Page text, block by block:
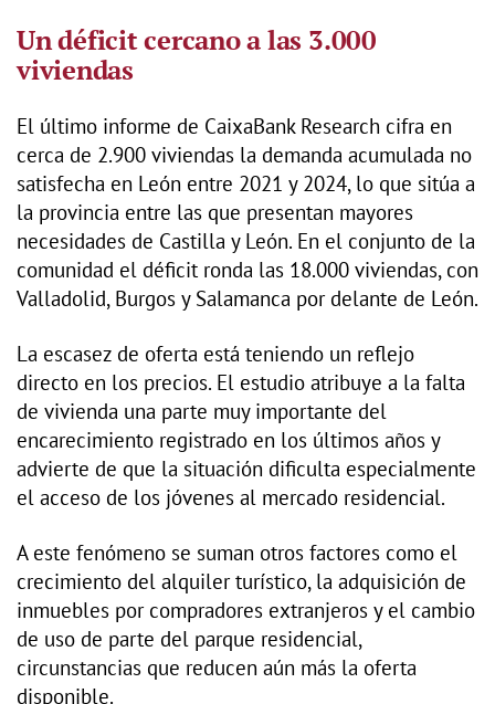
Un déficit cercano a las 3.000
viviendas
El último informe de CaixaBank Research cifra en
cerca de 2.900 viviendas la demanda acumulada no
satisfecha en León entre 2021 y 2024, lo que sitúa a
la provincia entre las que presentan mayores
necesidades de Castilla y León. En el conjunto de la
comunidad el déficit ronda las 18.000 viviendas, con
Valladolid, Burgos y Salamanca por delante de León.
La escasez de oferta está teniendo un reflejo
directo en los precios. El estudio atribuye a la falta
de vivienda una parte muy importante del
encarecimiento registrado en los últimos años y
advierte de que la situación dificulta especialmente
el acceso de los jóvenes al mercado residencial.
A este fenómeno se suman otros factores como el
crecimiento del alquiler turístico, la adquisición de
inmuebles por compradores extranjeros y el cambio
de uso de parte del parque residencial,
circunstancias que reducen aún más la oferta
disponible.